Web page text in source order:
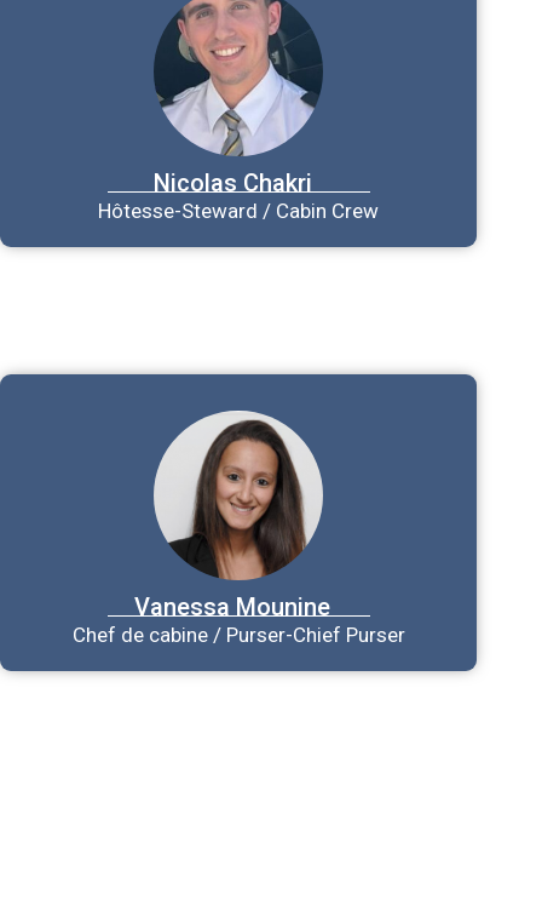
Nicolas Chakri
Hôtesse-Steward / Cabin Crew
Vanessa Mounine
Chef de cabine / Purser-Chief Purser